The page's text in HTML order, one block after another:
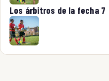
Los árbitros de la fecha 7